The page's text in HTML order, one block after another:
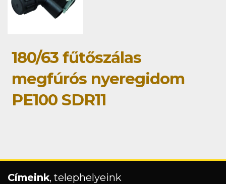
180/63 fűtőszálas
megfúrós nyeregidom
PE100 SDR11
Címeink, telephelyeink